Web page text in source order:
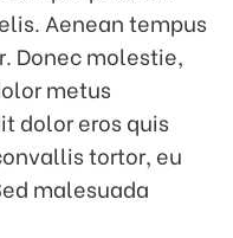
Aenean tempus
Donec molestie,
metus
dolor eros quis
tortor, eu
malesuada